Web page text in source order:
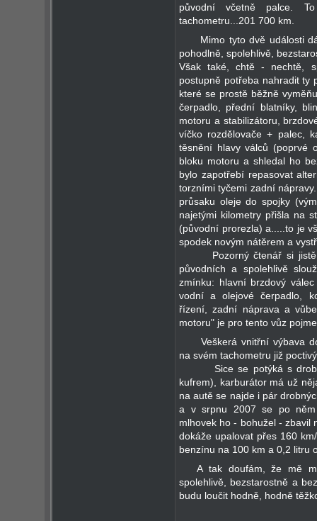
původní včetně palce.
tachometru...201 700 km.
Mimo tyto dvě události
pohodlně, spolehlivě,
Však také, chtě - nechtě,
postupně potřeba nahradit ty
které se prostě běžně
čerpadlo, přední blatníky,
motoru a stabilizátoru,
víčko rozdělovače + palec,
těsnění hlavy válců (poprvé
bloku motoru a shledal ho
bylo zapotřebí repasovat
torzními tyčemi zadní
průsaku oleje do spojky
najetými kilometry přišla na
(původní prorezla) a.....to je
spodek novým nátěrem a
Pozorný čtenář si jistě
původních a spolehlivě
zmínku: hlavní brzdový
vodní a olejové čerpadlo,
řízení, zadní náprava a
motoru" je pro tento vůz
Veškerá vnitřní výbava
na svém tachometru již
Sice se potýká s
kufrem), karburátor má už
na autě se najde i pár
a v srpnu 2007 se po něm
mlhovek ho - bohužel - zbavil
dokáže upalovat přes 160
benzínu na 100 km a 0,2 litru
A tak doufám, že mě
spolehlivě, bezstarostně a
budu loučit hodně, hodně